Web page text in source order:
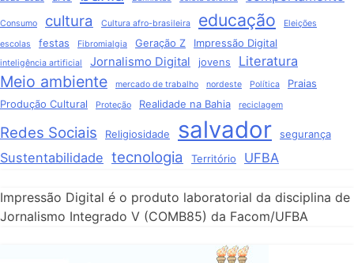
Consumo cultura Cultura afro-brasileira educação
Eleições
escolas
festas Fibromialgia Geração Z Impressão Digital
inteligência artificial Jornalismo Digital jovens Literatura
Meio ambiente mercado de trabalho nordeste Política
Praias
Produção Cultural
Proteção Realidade na Bahia reciclagem
Redes Sociais Religiosidade salvador segurança
Sustentabilidade tecnologia Território UFBA
Impressão Digital é o produto laboratorial da disciplina de
Jornalismo Integrado V (COMB85) da Facom/UFBA